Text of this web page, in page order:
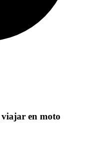
en moto